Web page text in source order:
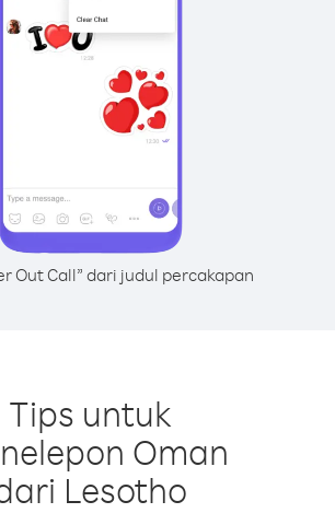
Out Call” dari judul percakapan
Tips untuk
Oman
Lesotho